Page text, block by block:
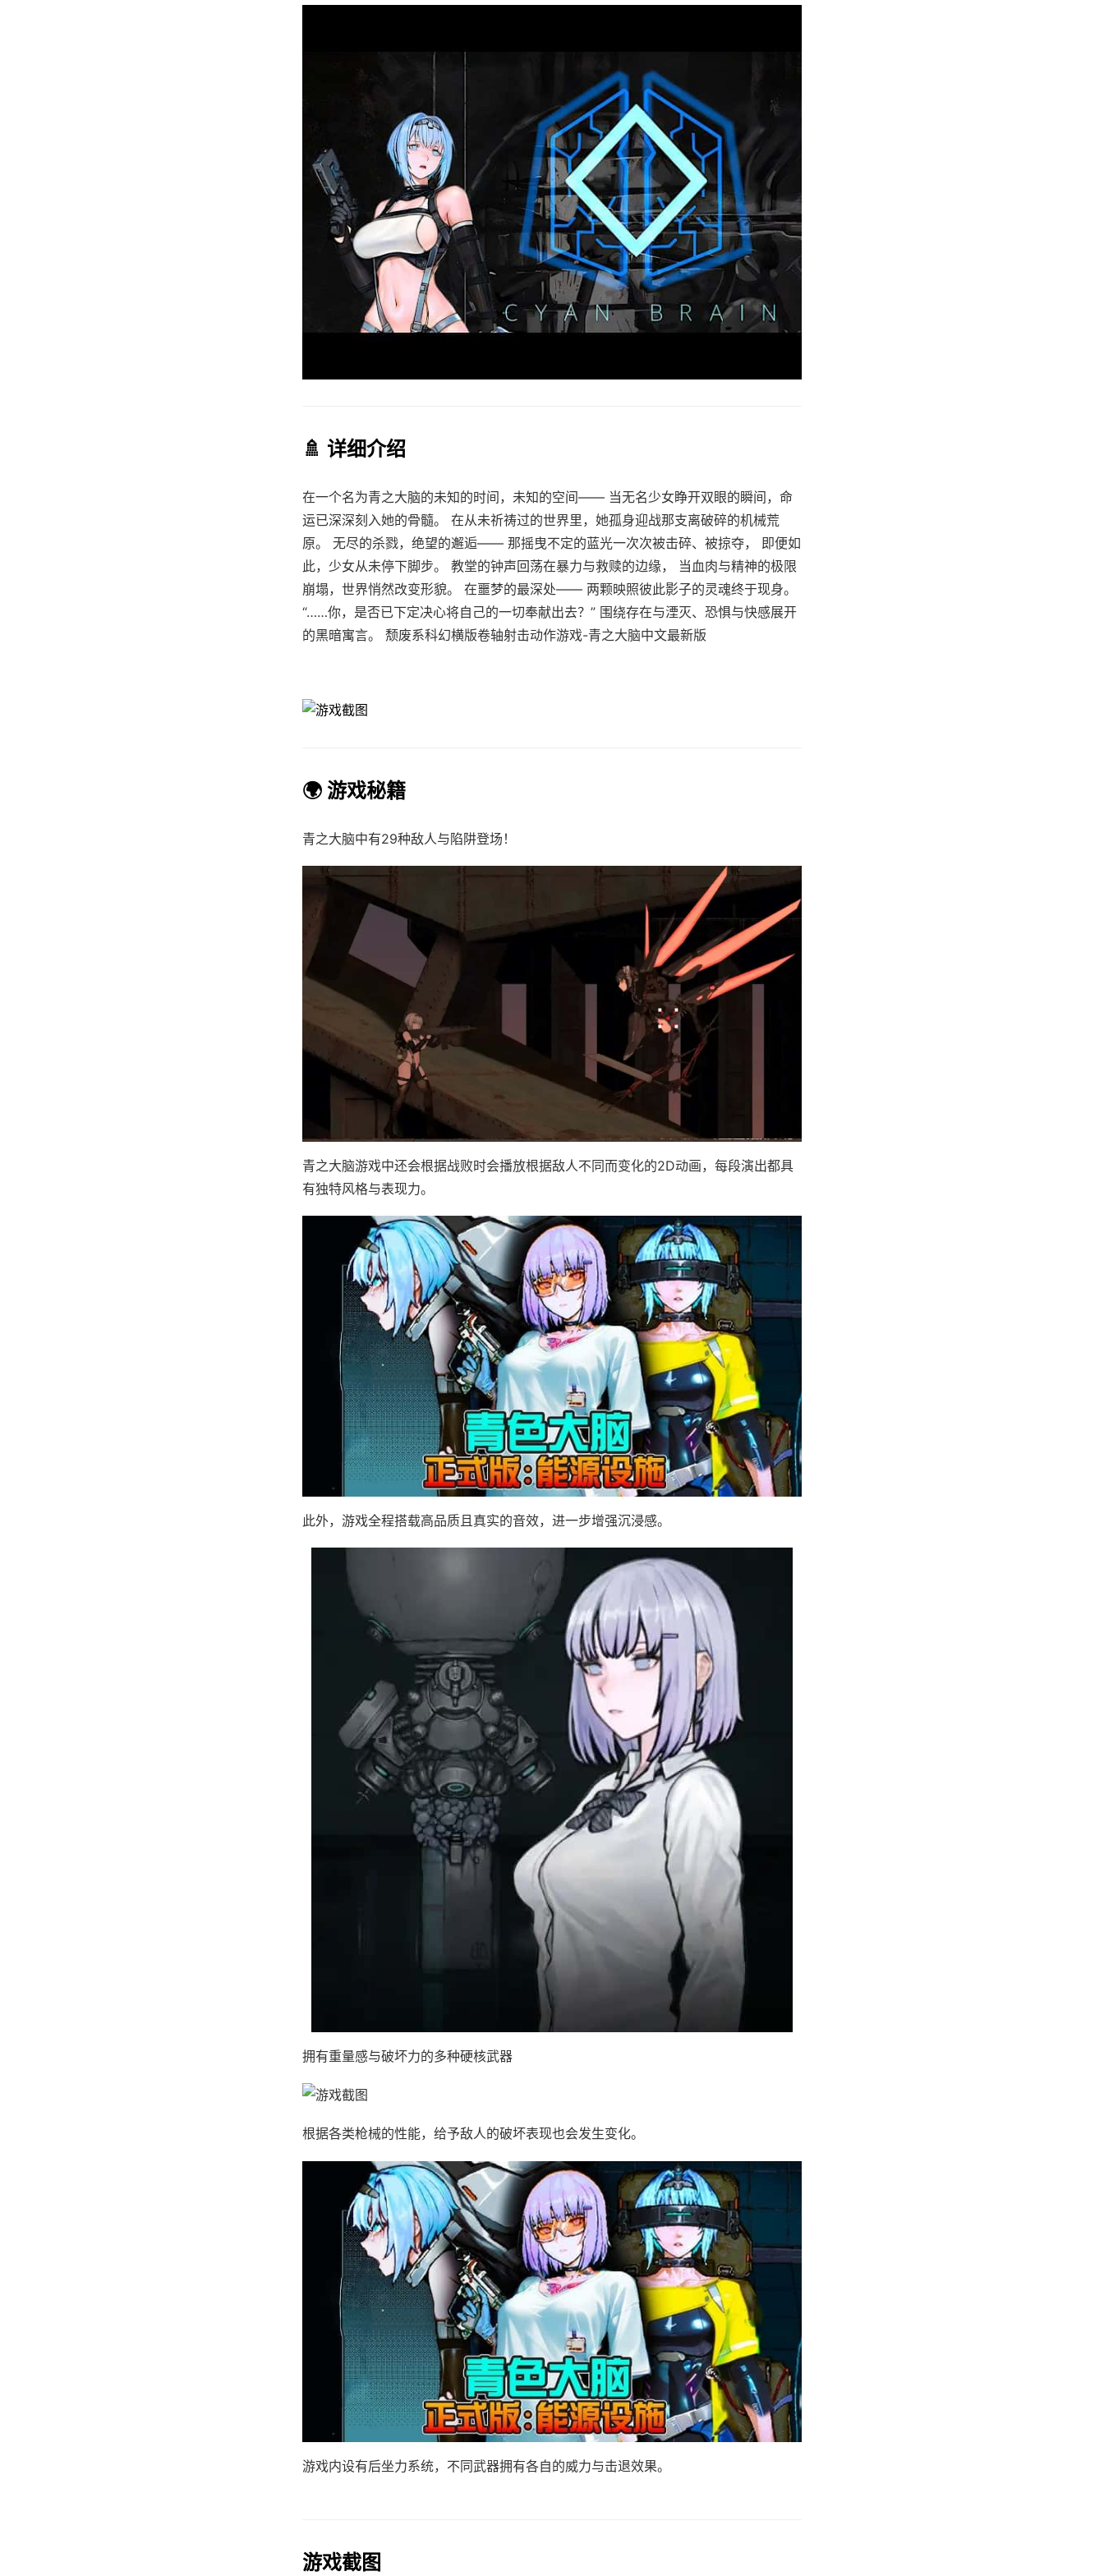
🚿 详细介绍
在一个名为青之大脑的未知的时间，未知的空间—— 当无名少女睁开双眼的瞬间，命
运已深深刻入她的骨髓。 在从未祈祷过的世界里，她孤身迎战那支离破碎的机械荒
原。 无尽的杀戮，绝望的邂逅—— 那摇曳不定的蓝光一次次被击碎、被掠夺， 即便如
此，少女从未停下脚步。 教堂的钟声回荡在暴力与救赎的边缘， 当血肉与精神的极限
崩塌，世界悄然改变形貌。 在噩梦的最深处—— 两颗映照彼此影子的灵魂终于现身。
“……你，是否已下定决心将自己的一切奉献出去？” 围绕存在与湮灭、恐惧与快感展开
的黑暗寓言。 颓废系科幻横版卷轴射击动作游戏-青之大脑中文最新版
🌍 游戏秘籍
青之大脑中有29种敌人与陷阱登场！
青之大脑游戏中还会根据战败时会播放根据敌人不同而变化的2D动画，每段演出都具
有独特风格与表现力。
此外，游戏全程搭载高品质且真实的音效，进一步增强沉浸感。
拥有重量感与破坏力的多种硬核武器
根据各类枪械的性能，给予敌人的破坏表现也会发生变化。
游戏内设有后坐力系统，不同武器拥有各自的威力与击退效果。
游戏截图